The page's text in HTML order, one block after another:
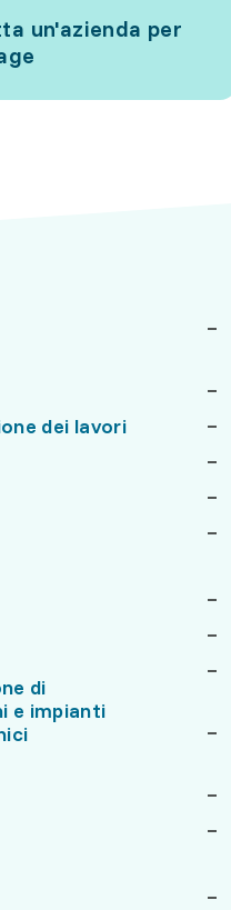
un'azienda per
dei lavori
di
e impianti